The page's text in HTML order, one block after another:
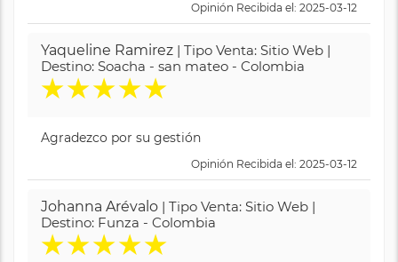
Opinión Recibida el: 2025-03-12
Yaqueline Ramirez | Tipo Venta: Sitio Web |
Destino: Soacha - san mateo - Colombia
★★★★★
Agradezco por su gestión
Opinión Recibida el: 2025-03-12
Johanna Arévalo | Tipo Venta: Sitio Web |
Destino: Funza - Colombia
★★★★★